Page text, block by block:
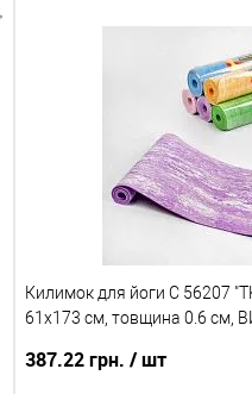
В
Склад зберігання
Відправка тільки Новою
після повної передоплати
кольором або малюнком
Килимок для йоги C 56207
61х173 см, товщина 0.6 см,
387.22 грн. / шт